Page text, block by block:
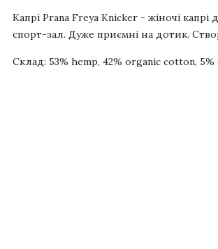
Капрі Prana Freya Knicker - жіночі
спорт-зал. Дуже приємні на дотик.
Склад: 53% hemp, 42% organic cotton, 5%